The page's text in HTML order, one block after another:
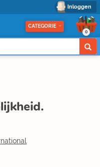
Inloggen
CATEGORIE
0